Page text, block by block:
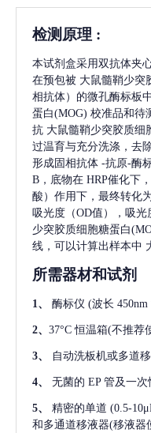
检测原理 :
本试剂盒采用双抗体夹
在预包被 大鼠髓鞘少突
相抗体）的微孔酶标板
蛋白(MOG) 校准品和待
抗 大鼠髓鞘少突胶质细
过温育与充分洗涤，去
形成固相抗体 -抗原-酶
B，底物在 HRP催化下
酸）作用下，最终转化
吸光度（OD值），吸
少突胶质细胞糖蛋白
线，可以计算出样本中
所需器材和试剂
1、 酶标仪 (波长
2、 37°C 恒温箱(不推荐
3、 自动洗板机或多道
4、 无菌的 EP 管及一次
5、 精密的单道 (0.5-
和多通道移液器(移液器